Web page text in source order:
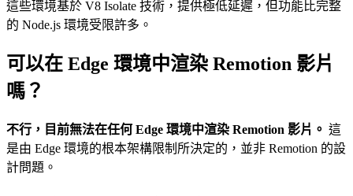
這些環境基於 V8 Isolate 技術，提供極低延遲，但功能比完整
的 Node.js 環境受限許多。
可以在 Edge 環境中渲染 Remotion 影片
嗎？
不行，目前無法在任何 Edge 環境中渲染 Remotion 影片。 這
是由 Edge 環境的根本架構限制所決定的，並非 Remotion 的設
計問題。